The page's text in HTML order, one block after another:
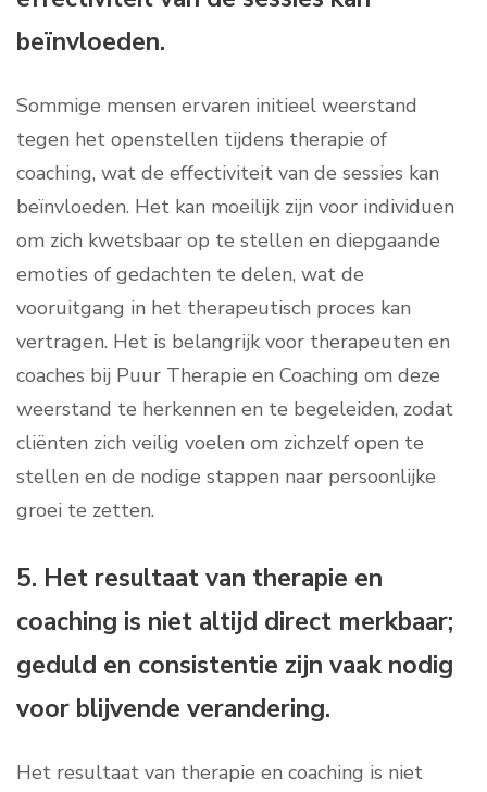
beïnvloeden.
Sommige mensen ervaren initieel weerstand
tegen het openstellen tijdens therapie of
coaching, wat de effectiviteit van de sessies kan
beïnvloeden. Het kan moeilijk zijn voor individuen
om zich kwetsbaar op te stellen en diepgaande
emoties of gedachten te delen, wat de
vooruitgang in het therapeutisch proces kan
vertragen. Het is belangrijk voor therapeuten en
coaches bij Puur Therapie en Coaching om deze
weerstand te herkennen en te begeleiden, zodat
cliënten zich veilig voelen om zichzelf open te
stellen en de nodige stappen naar persoonlijke
groei te zetten.
5. Het resultaat van therapie en
coaching is niet altijd direct merkbaar;
geduld en consistentie zijn vaak nodig
voor blijvende verandering.
Het resultaat van therapie en coaching is niet